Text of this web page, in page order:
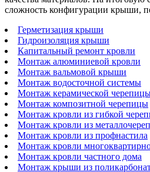
сложность конфигурации крыши,
Герметизация крыши
Гидроизоляция крыши
Капитальный ремонт кровли
Монтаж алюминиевой кровли
Монтаж вальмовой крыши
Монтаж водосточной системы
Монтаж керамической
Монтаж композитной черепицы
Монтаж кровли из гибкой
Монтаж кровли из
Монтаж кровли из профнастила
Монтаж кровли
Монтаж кровли частного дома
Монтаж крыши из